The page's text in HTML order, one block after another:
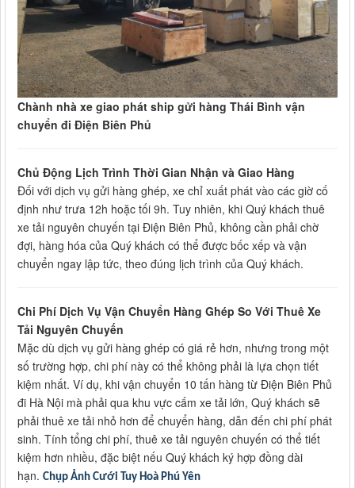
Chành nhà xe giao phát ship gửi hàng Thái Bình vận
chuyển đi Điện Biên Phủ
Chủ Động Lịch Trình Thời Gian Nhận và Giao Hàng
Đối với dịch vụ gửi hàng ghép, xe chỉ xuất phát vào các giờ cố
định như trưa 12h hoặc tối 9h. Tuy nhiên, khi Quý khách thuê
xe tải nguyên chuyến tại Điện Biên Phủ, không cần phải chờ
đợi, hàng hóa của Quý khách có thể được bốc xếp và vận
chuyển ngay lập tức, theo đúng lịch trình của Quý khách.
Chi Phí Dịch Vụ Vận Chuyển Hàng Ghép So Với Thuê Xe
Tải Nguyên Chuyến
Mặc dù dịch vụ gửi hàng ghép có giá rẻ hơn, nhưng trong một
số trường hợp, chi phí này có thể không phải là lựa chọn tiết
kiệm nhất. Ví dụ, khi vận chuyển 10 tấn hàng từ Điện Biên Phủ
đi Hà Nội mà phải qua khu vực cấm xe tải lớn, Quý khách sẽ
phải thuê xe tải nhỏ hơn để chuyển hàng, dẫn đến chi phí phát
sinh. Tính tổng chi phí, thuê xe tải nguyên chuyến có thể tiết
kiệm hơn nhiều, đặc biệt nếu Quý khách ký hợp đồng dài
hạn. Chụp Ảnh Cưới Tuy Hoà Phú Yên